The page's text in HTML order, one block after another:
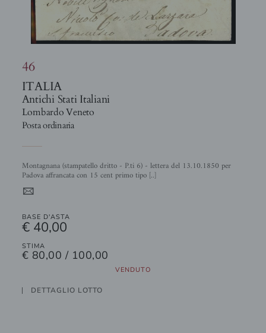
46
ITALIA
Antichi Stati Italiani
Lombardo Veneto
Posta ordinaria
Montagnana (stampatello dritto - P.ti 6) - lettera del 13.10.1850 per
Padova affrancata con 15 cent primo tipo [..]
4
BASE D'ASTA
€ 40,00
STIMA
€ 80,00 / 100,00
VENDUTO
DETTAGLIO LOTTO